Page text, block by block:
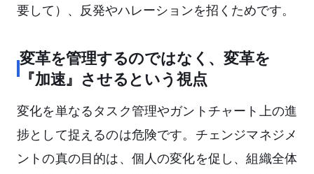
要して）、反発やハレーションを招くためです。
変革を管理するのではなく、変革を
『加速』させるという視点
変化を単なるタスク管理やガントチャート上の進
捗として捉えるのは危険です。チェンジマネジメ
ントの真の目的は、個人の変化を促し、組織全体